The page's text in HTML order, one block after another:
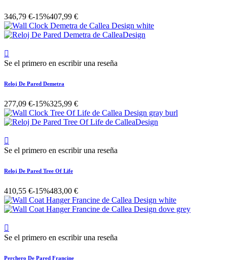
346,79 €-15%407,99 €

Se el primero en escribir una reseña
Reloj De Pared Demetra
277,09 €-15%325,99 €

Se el primero en escribir una reseña
Reloj De Pared Tree Of Life
410,55 €-15%483,00 €

Se el primero en escribir una reseña
Perchero De Pared Francine